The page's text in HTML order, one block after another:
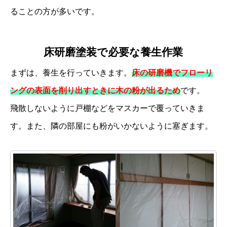
ることの方が多いです。
床研磨塗装で必要な養生作業
まずは、養生を行っていきます。 床の研磨機でフローリ
ングの表面を削り出すときに木の粉が出るためです。
飛散しないように戸棚などをマスカーで覆っていきま
す。また、隣の部屋にも粉がいかないように塞ぎます。